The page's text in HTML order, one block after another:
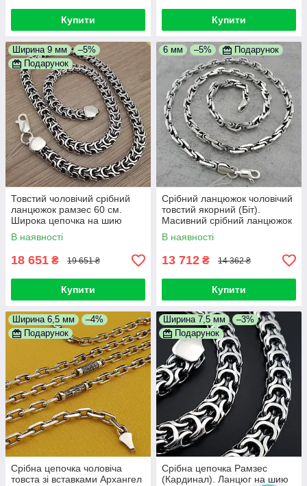
Купити Купити
Ширина 9 мм
–5%
Подарунок
Товстий чоловічий срібний
ланцюжок рамзес 60 см.
Широка цепочка на шию
фараон срібло 925
В наявності
18 651 ₴ 19 651 ₴
Купити
6 мм –5% Подарунок
Срібний ланцюжок чоловічий
товстий якорний (Біт).
Масивний срібний ланцюжок
чоловічий якірне плетіння. 55
см
В наявності
13 712 ₴ 14 362 ₴
Купити
Ширина 6,5 мм
–4%
Подарунок
Срібна цепочка чоловіча
товста зі вставками Архангел
Ширина 7,5 мм
–3%
Подарунок
Срібна цепочка Рамзес
(Кардинал). Ланцюг на шию